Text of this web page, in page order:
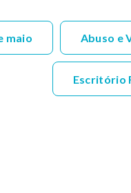
maio Abuso e
Escritório